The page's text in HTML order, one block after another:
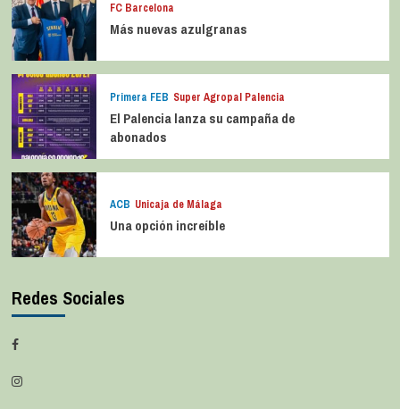
FC Barcelona
Más nuevas azulgranas
Primera FEB Super Agropal Palencia
El Palencia lanza su campaña de
abonados
ACB Unicaja de Málaga
Una opción increíble
Redes Sociales